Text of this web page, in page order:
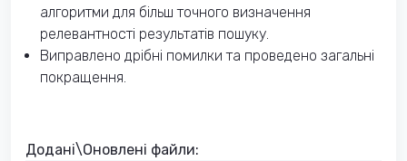
алгоритми для більш точного визначення
релевантності результатів пошуку.
Виправлено дрібні помилки та проведено загальні
покращення.
Додані\Оновлені файли: